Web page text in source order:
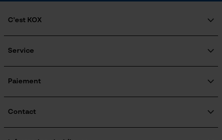
C'est KOX
Engagement social
Inscription à la newsletter
Service
KOX Catalogue
Informations sur les frais de livraison
Paiement
Contact